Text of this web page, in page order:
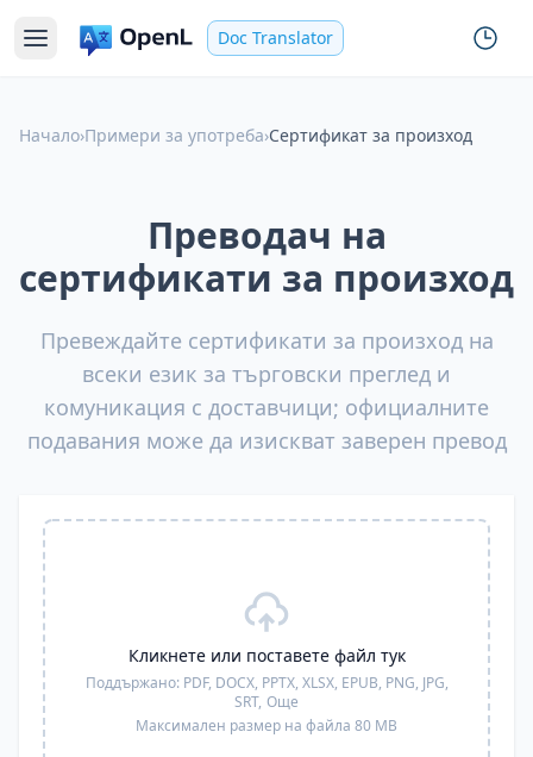
Doc Translator
Начало›Примери за употреба›Сертификат за произход
Преводач на
сертификати за произход
Превеждайте сертификати за произход на
всеки език за търговски преглед и
комуникация с доставчици; официалните
подавания може да изискват заверен превод
Кликнете или поставете файл тук
Поддържано: PDF, DOCX, PPTX, XLSX, EPUB, PNG, JPG,
SRT, Още
Максимален размер на файла 80 MB